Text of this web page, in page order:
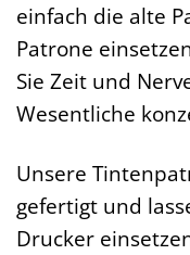
einfach die alte
Patrone
Sie Zeit und
Wesentliche
Unsere
gefertigt und
Drucker